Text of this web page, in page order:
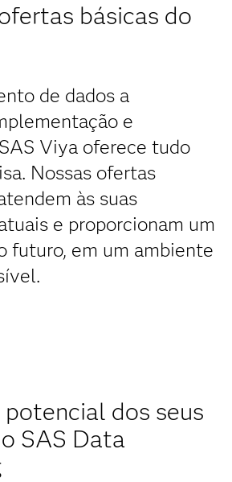
básicas do
de dados a
e
Viya oferece tudo
Nossas ofertas
às suas
e proporcionam um
futuro, em um ambiente
potencial dos seus
SAS Data